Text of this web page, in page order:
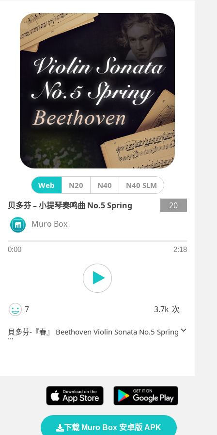
Web N20 N40 N40 SLM
贝多芬 – 小提琴奏鸣曲 No.5 Spring
20
Muro Box
0:00 2:18
7 3.7k 次
貝多芬-『春』 Beethoven Violin Sonata No.5 Spring
多有寡以作為呈現，讓曲子聽起來有寬窄之分，不會
有太多16分音符而過於疲乏。
下载 Muro Box 安卓版 APK